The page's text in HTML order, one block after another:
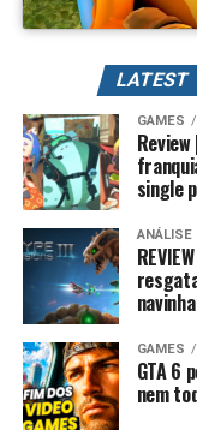
Além de evoluir
poderosas,
para fortalecer
Na prática, um
inicial, mantendo
você repete esse
evolutivas e
alcançar formas
estatísticas cada
É um sistema
montar equipes
árvores evolutivas.
LATEST
GAMES
single
ANÁLISE
navinha
GAMES
GTA 6
nem